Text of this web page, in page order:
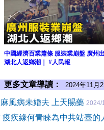
中國經濟百業蕭條 服裝業崩盤 廣州
湖北人返鄉潮｜ #人民報
更多文章導讀： 2024年11月
風病未婚夫 上天賜藥 2024/
疾緣何青睞為中共站臺的